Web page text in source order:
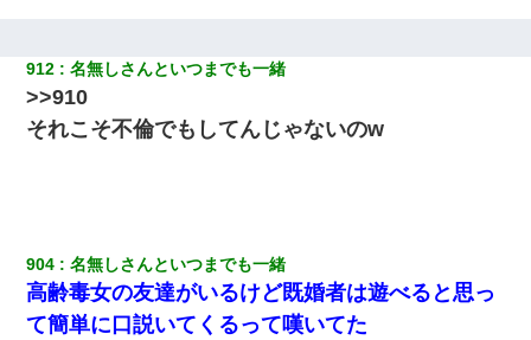
200万を貸したコウトから、追加で400万の申し込み、私「無理。
義弟より娘たちが大事」旦那「娘たちが成人したら別れよう」私
（は？）
嘘をついてフリン旅行へ出かけた嫁→翌日、嫁「ただいま～」旦
那「娘がシんだよ。何度も連絡したのに…」嫁「えっ」→なん
と・・・
912 名無しさんといつまでも一緒
>>910
それこそ不倫でもしてんじゃないのw
904 名無しさんといつまでも一緒
高齢毒女の友達がいるけど既婚者は遊べると思っ
て簡単に口説いてくるって嘆いてた